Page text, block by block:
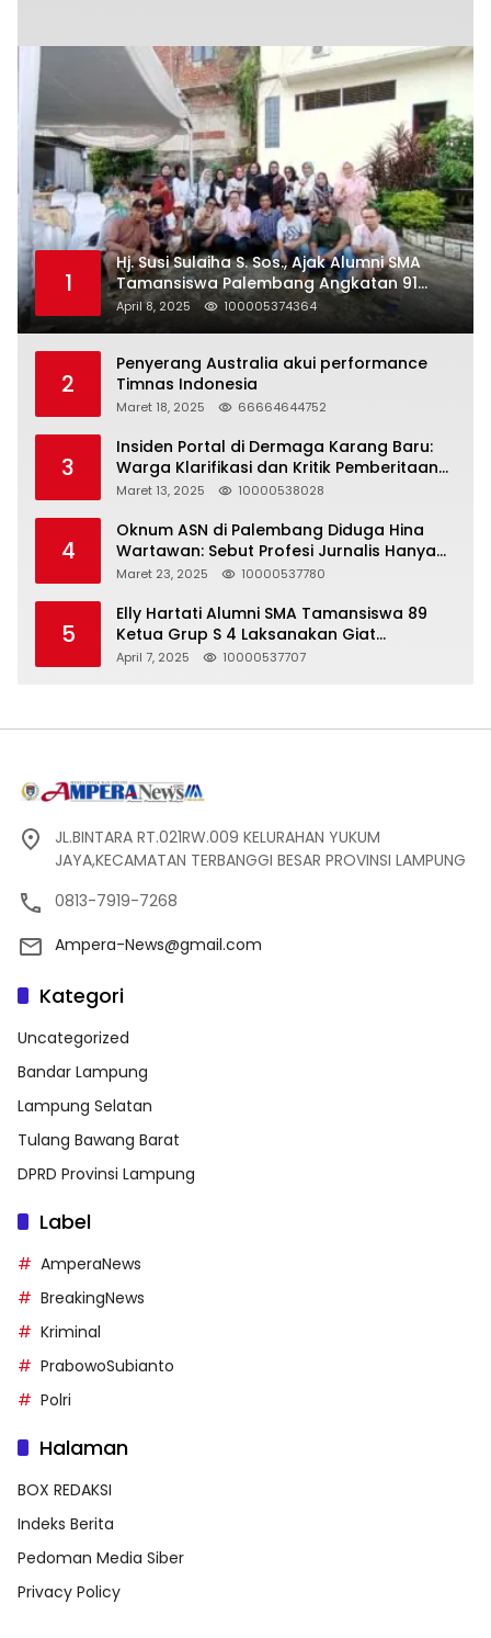
1
Hj. Susi Sulaiha S. Sos., Ajak Alumni SMA
Tamansiswa Palembang Angkatan 91
Halal Bihalal
April 8, 2025 100005374364
2
Penyerang Australia akui performance
Timnas Indonesia
Maret 18, 2025 66664644752
3
Insiden Portal di Dermaga Karang Baru:
Warga Klarifikasi dan Kritik Pemberitaan
yang Tidak Akurat
Maret 13, 2025 10000538028
4
Oknum ASN di Palembang Diduga Hina
Wartawan: Sebut Profesi Jurnalis Hanya
Seharga 2 Liter Bensin, Berujung Dugaan
Maret 23, 2025 10000537780
5
Elly Hartati Alumni SMA Tamansiswa 89
Ketua Grup S 4 Laksanakan Giat
Silaturahmi
April 7, 2025 10000537707
JL.BINTARA RT.021RW.009 KELURAHAN YUKUM
JAYA,KECAMATAN TERBANGGI BESAR PROVINSI LAMPUNG
0813-7919-7268
Ampera-News@gmail.com
Kategori
Uncategorized
Bandar Lampung
Lampung Selatan
Tulang Bawang Barat
DPRD Provinsi Lampung
Label
AmperaNews
BreakingNews
Kriminal
PrabowoSubianto
Polri
Halaman
BOX REDAKSI
Indeks Berita
Pedoman Media Siber
Privacy Policy